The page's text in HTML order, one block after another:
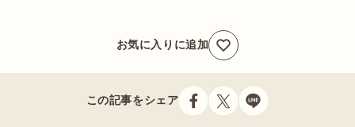
お気に入りに追加
この記事をシェア